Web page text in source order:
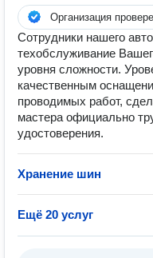
Организация
Сотрудники нашего
техобслуживание
уровня сложности.
качественным
проводимых работ,
мастера официально
удостоверения.
Хранение шин
Ещё 20 услуг